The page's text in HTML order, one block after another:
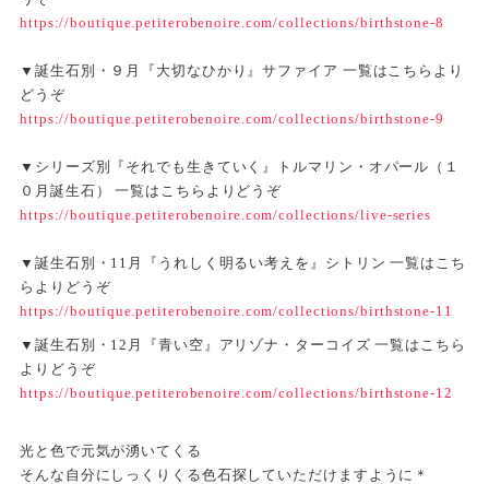
https://boutique.petiterobenoire.com/collections/birthstone-8
▼誕生石別・９月『大切なひかり』サファイア 一覧はこちらより
どうぞ
https://boutique.petiterobenoire.com/collections/birthstone-9
▼シリーズ別『それでも生きていく』トルマリン・オパール（１
０月誕生石） 一覧はこちらよりどうぞ
https://boutique.petiterobenoire.com/collections/live-series
▼誕生石別・11月『うれしく明るい考えを』シトリン 一覧はこち
らよりどうぞ
https://boutique.petiterobenoire.com/collections/birthstone-11
▼誕生石別・12月『青い空』アリゾナ・ターコイズ 一覧はこちら
よりどうぞ
https://boutique.petiterobenoire.com/collections/birthstone-12
光と色で元気が湧いてくる
そんな自分にしっくりくる色石探していただけますように＊